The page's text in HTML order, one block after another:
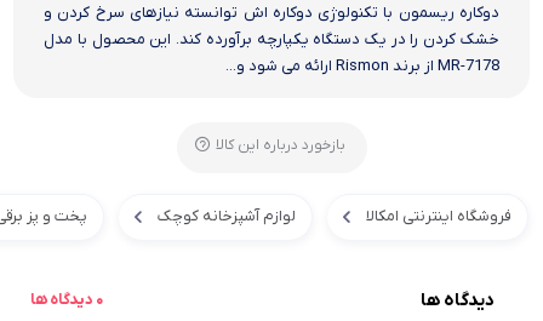
دوکاره ریسمون با تکنولوژی دوکاره اش توانسته نیازهای سرخ کردن و
خشک کردن را در یک دستگاه یکپارچه برآورده کند. این محصول با مدل
MR-7178 از برند Rismon ارائه می شود و...
بازخورد درباره این کالا
فروشگاه اینترنتی امکالا لوازم آشپزخانه کوچک پخت و پز
دیدگاه ها 0 دیدگاه ها